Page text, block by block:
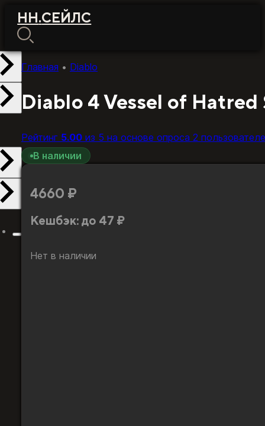
НН.СЕЙЛС
Главная • Diablo
Diablo 4 Vessel of Hatred
Рейтинг 5.00 из 5 на основе опроса 2
В наличии
4660 ₽
Кешбэк: до 47 ₽
Нет в наличии